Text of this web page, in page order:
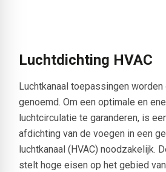
Luchtdichting HVAC
Luchtkanaal toepassingen
genoemd. Om een optimale en
luchtcirculatie te garanderen, is
afdichting van de voegen in een
luchtkanaal (HVAC) noodzakelijk.
stelt hoge eisen op het gebied van